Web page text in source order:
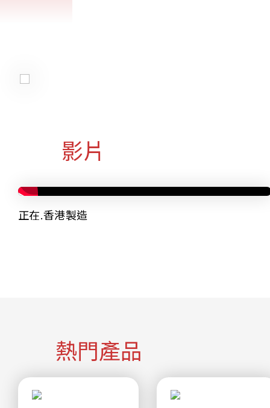
影片
正在.香港製造
熱門產品